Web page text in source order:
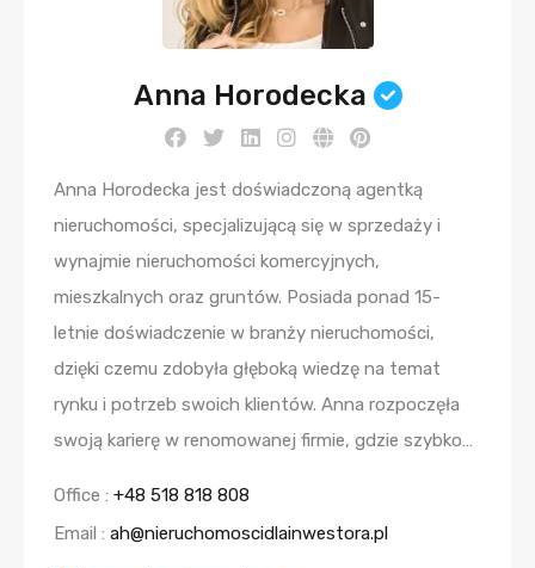
Anna Horodecka
Anna Horodecka jest doświadczoną agentką
nieruchomości, specjalizującą się w sprzedaży i
wynajmie nieruchomości komercyjnych,
mieszkalnych oraz gruntów. Posiada ponad 15-
letnie doświadczenie w branży nieruchomości,
dzięki czemu zdobyła głęboką wiedzę na temat
rynku i potrzeb swoich klientów. Anna rozpoczęła
swoją karierę w renomowanej firmie, gdzie szybko…
Office : +48 518 818 808
Email : ah@nieruchomoscidlainwestora.pl